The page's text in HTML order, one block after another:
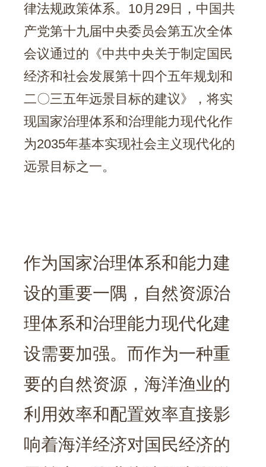
律法规政策体系。10月29日，中国共
产党第十九届中央委员会第五次全体
会议通过的《中共中央关于制定国民
经济和社会发展第十四个五年规划和
二〇三五年远景目标的建议》，将实
现国家治理体系和治理能力现代化作
为2035年基本实现社会主义现代化的
远景目标之一。
作为国家治理体系和能力建
设的重要一隅，自然资源治
理体系和治理能力现代化建
设需要加强。而作为一种重
要的自然资源，海洋渔业的
利用效率和配置效率直接影
响着海洋经济对国民经济的